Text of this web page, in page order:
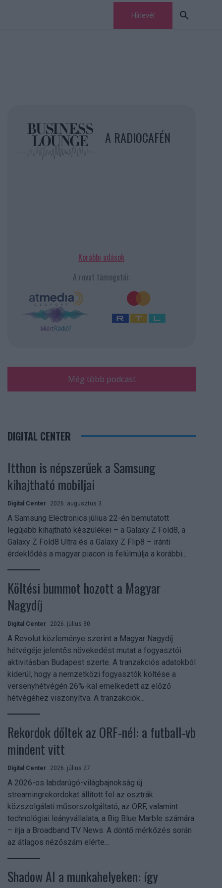
Hírlevél
A RADIOCAFÉN
Korábbi adások
A rovat támogatói:
Még több podcast
DIGITAL CENTER
Itthon is népszerűek a Samsung
kihajtható mobiljai
Digital Center 2026. augusztus 3.
A Samsung Electronics július 22-én bemutatott
legújabb kihajtható készülékei – a Galaxy Z Fold8, a
Galaxy Z Fold8 Ultra és a Galaxy Z Flip8 – iránti
érdeklődés a magyar piacon is felülmúlja a korábbi...
Költési bummot hozott a Magyar
Nagydíj
Digital Center 2026. július 30.
A Revolut közleménye szerint a Magyar Nagydíj
hétvégéje jelentős növekedést mutat a fogyasztói
aktivitásban Budapest szerte. A tranzakciós adatokból
kiderül, hogy a nemzetközi fogyasztók költése a
versenyhétvégén 26%-kal emelkedett az előző
hétvégéhez viszonyítva. A tranzakciók...
Rekordok dőltek az ORF-nél: a futball-vb
mindent vitt
Digital Center 2026. július 27.
A 2026-os labdarúgó-világbajnokság új
streamingrekordokat állított fel az osztrák
közszolgálati műsorszolgáltató, az ORF, valamint
technológiai leányvállalata, a Big Blue Marble számára
– írja a Broadband TV News. A döntő mérkőzés során
az átlagos nézőszám elérte...
Shadow AI a munkahelyeken: így